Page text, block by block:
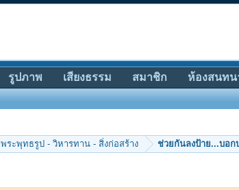
พระพุทธรูป - วิหารทาน - สิ่งก่อสร้าง ช่วยกันลงป้าย...บอก
รูปภาพ เสียงธรรม สมาชิก ห้องสนทน